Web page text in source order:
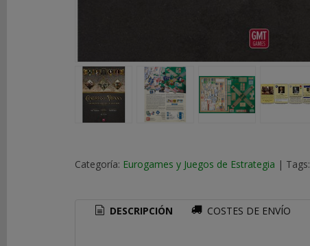
COSTES
DE
ENVÍO
GRATIS
Destinos
Categoría: Eurogames y Juegos de Estrategia | Tags:
DESCRIPCIÓN COSTES DE ENVÍO